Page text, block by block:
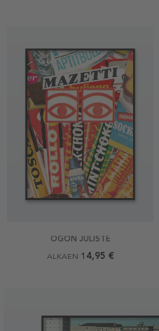
ÖGON JULISTE
ALKAEN 14,95 €